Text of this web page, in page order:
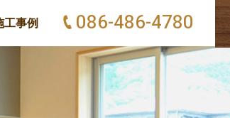
工事例 086-486-4780